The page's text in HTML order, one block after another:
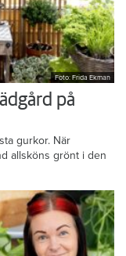
Foto: Frida Ekman
på
gurkor. När
allsköns grönt i den